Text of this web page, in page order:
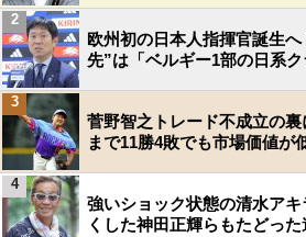
欧州初の日本人指揮官誕生
先”は「ベルギー1部の日系
2
菅野智之トレード不成立の
まで11勝4敗でも市場価値が
3
強いショック状態の清水ア
くした神田正輝らもたどっ
4